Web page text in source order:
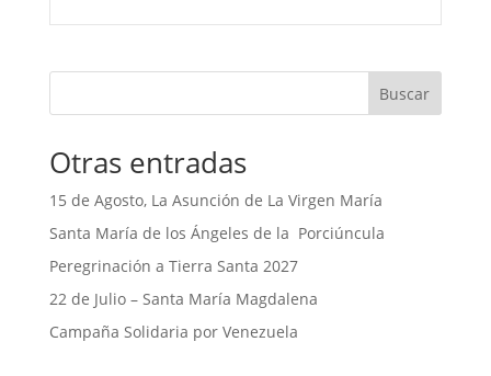
Buscar
Otras entradas
15 de Agosto, La Asunción de La Virgen María
Santa María de los Ángeles de la Porciúncula
Peregrinación a Tierra Santa 2027
22 de Julio – Santa María Magdalena
Campaña Solidaria por Venezuela